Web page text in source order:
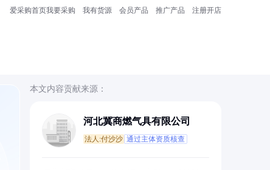
爱采购首页我要采购 我有货源 会员产品 推广产品 注册开店
本文内容贡献来源：
河北冀商燃气具有限公司
法人:付沙沙 通过主体资质核查